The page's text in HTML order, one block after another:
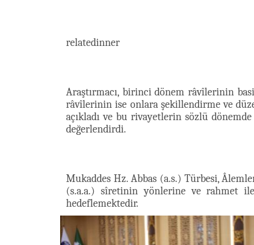
relatedinner
Araştırmacı, birinci dönem râvîlerinin
râvîlerinin ise onlara şekillendirme ve
açıkladı ve bu rivayetlerin sözlü
değerlendirdi.
Mukaddes Hz. Abbas (a.s.) Türbesi,
(s.a.a.) sîretinin yönlerine ve rahmet
hedeflemektedir.